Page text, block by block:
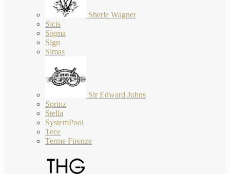
Sherle Wagner
Sicis
Sigma
Sign
Simas
Sir Edward Johns
Sprinz
Stella
SystemPool
Tece
Terme Firenze